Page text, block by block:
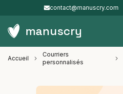
contact@manuscry.com
manuscry
Accueil
Courriers
personnalisés